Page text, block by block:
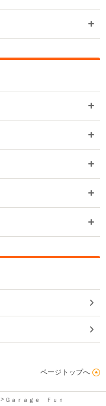
ページトップへ
Ｇａｒａｇｅ Ｆｕｎ